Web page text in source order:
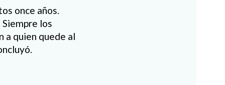
once años.
los
a quien quede al